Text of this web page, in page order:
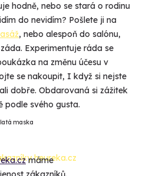
hodně, nebo se stará o rodinu
do nevidím? Pošlete ji na
, nebo alespoň do salónu,
Experimentuje ráda se
na změnu účesu v
se nakoupit, I když si nejste
dobře. Obdarovaná si zážitek
podle svého gusta.
máme